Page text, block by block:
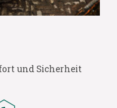
und Sicherheit